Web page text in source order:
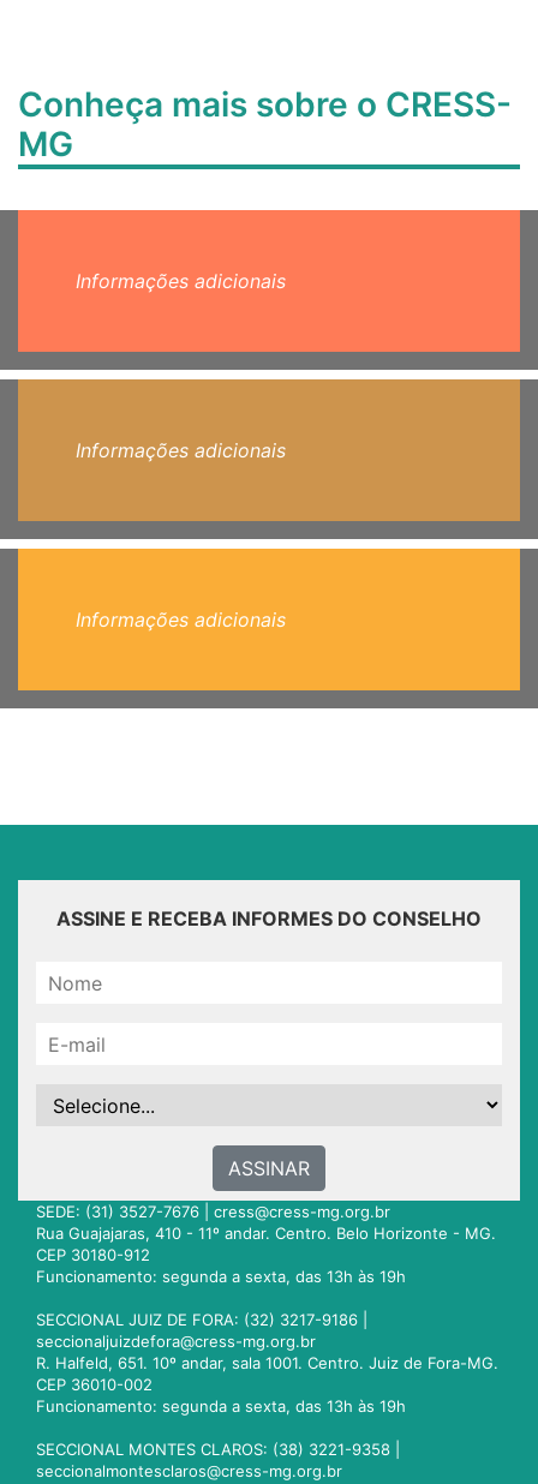
Conheça mais sobre o CRESS-
MG
Informações adicionais
Informações adicionais
Informações adicionais
ASSINE E RECEBA INFORMES DO CONSELHO
ASSINAR
SEDE: (31) 3527-7676 | cress@cress-mg.org.br
Rua Guajajaras, 410 - 11º andar. Centro. Belo Horizonte - MG.
CEP 30180-912
Funcionamento: segunda a sexta, das 13h às 19h
SECCIONAL JUIZ DE FORA: (32) 3217-9186 |
seccionaljuizdefora@cress-mg.org.br
R. Halfeld, 651. 10º andar, sala 1001. Centro. Juiz de Fora-MG.
CEP 36010-002
Funcionamento: segunda a sexta, das 13h às 19h
SECCIONAL MONTES CLAROS: (38) 3221-9358 |
seccionalmontesclaros@cress-mg.org.br